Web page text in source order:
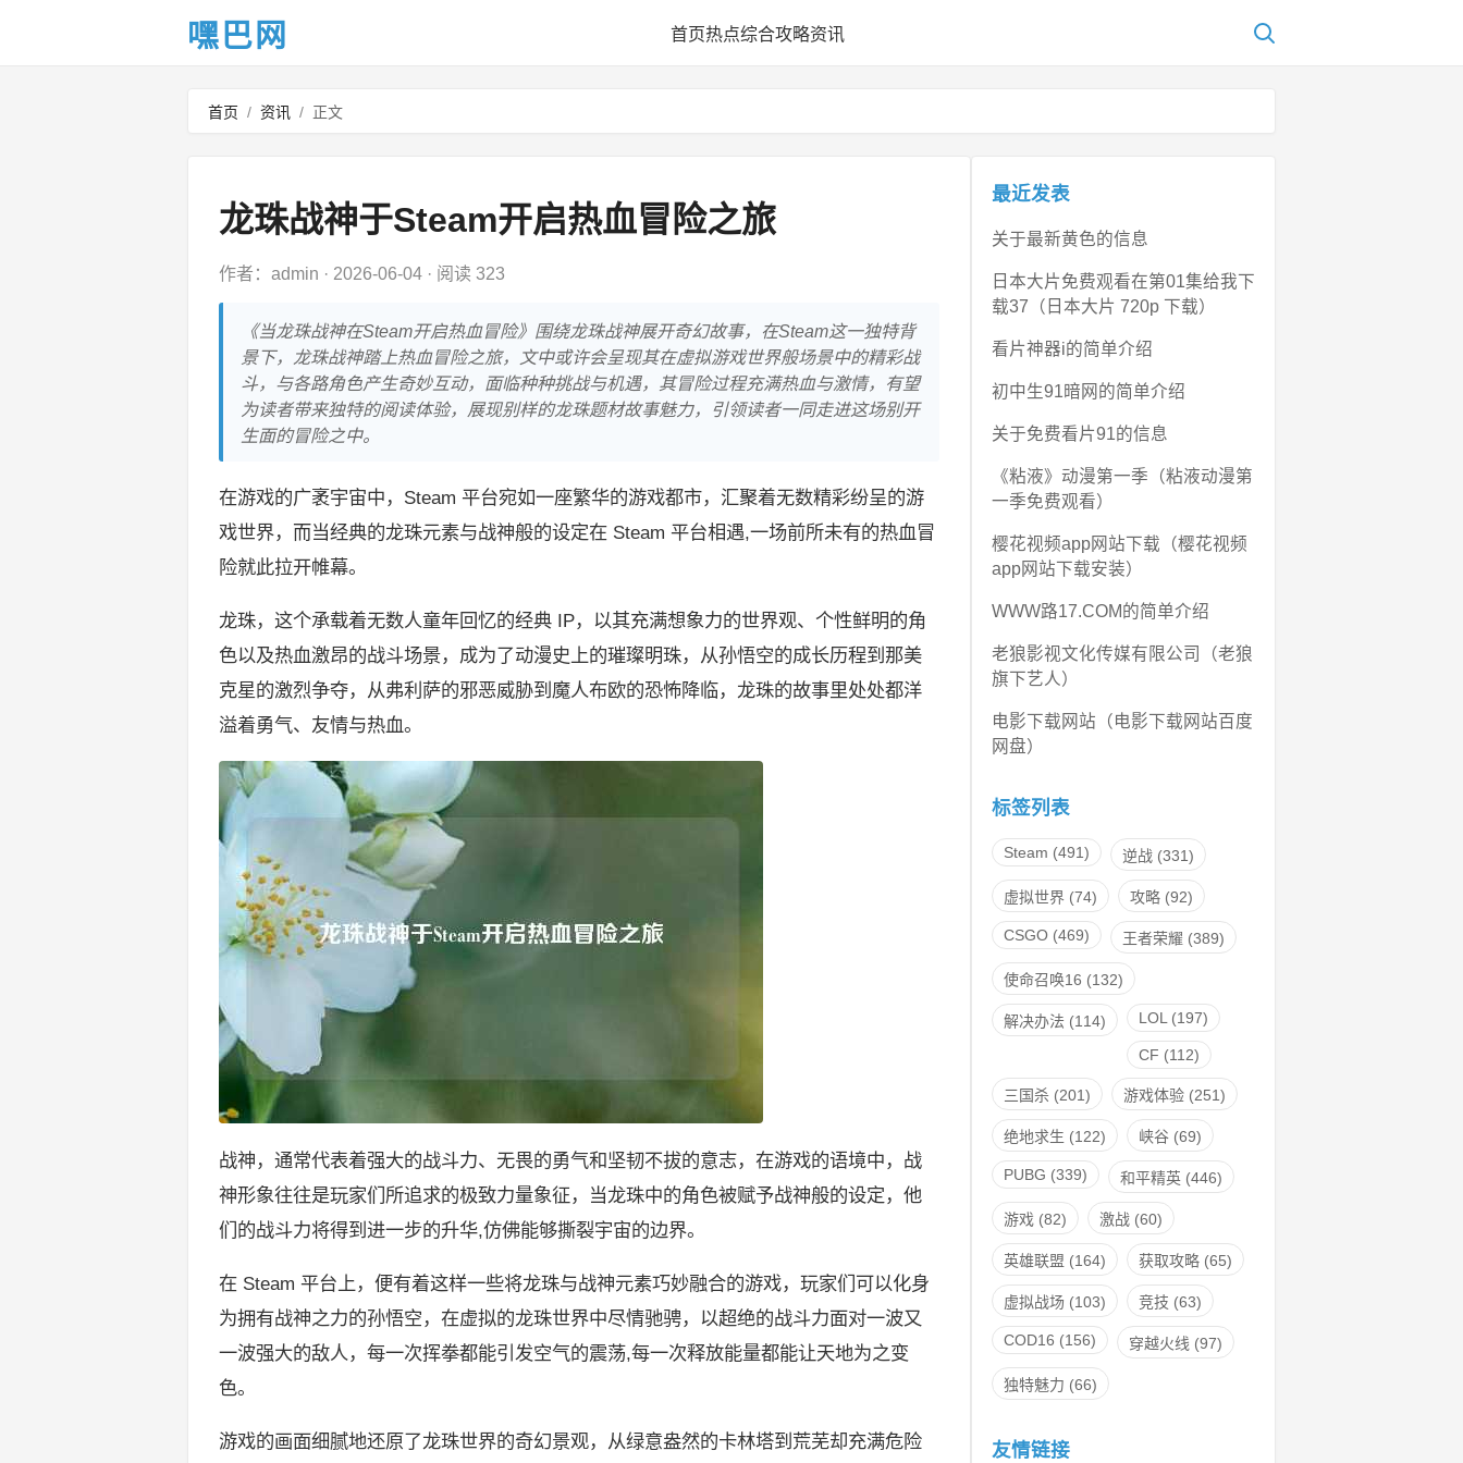
嘿巴网 首页热点综合攻略资讯
首页 / 资讯 / 正文
龙珠战神于Steam开启热血冒险之旅
作者：admin · 2026-06-04 · 阅读 323
《当龙珠战神在Steam开启热血冒险》围绕龙珠战神展开奇幻故事，在Steam这一独特背
景下，龙珠战神踏上热血冒险之旅，文中或许会呈现其在虚拟游戏世界般场景中的精彩战
斗，与各路角色产生奇妙互动，面临种种挑战与机遇，其冒险过程充满热血与激情，有望
为读者带来独特的阅读体验，展现别样的龙珠题材故事魅力，引领读者一同走进这场别开
生面的冒险之中。
在游戏的广袤宇宙中，Steam 平台宛如一座繁华的游戏都市，汇聚着无数精彩纷呈的游
戏世界，而当经典的龙珠元素与战神般的设定在 Steam 平台相遇,一场前所未有的热血冒
险就此拉开帷幕。
龙珠，这个承载着无数人童年回忆的经典 IP，以其充满想象力的世界观、个性鲜明的角
色以及热血激昂的战斗场景，成为了动漫史上的璀璨明珠，从孙悟空的成长历程到那美
克星的激烈争夺，从弗利萨的邪恶威胁到魔人布欧的恐怖降临，龙珠的故事里处处都洋
溢着勇气、友情与热血。
战神，通常代表着强大的战斗力、无畏的勇气和坚韧不拔的意志，在游戏的语境中，战
神形象往往是玩家们所追求的极致力量象征，当龙珠中的角色被赋予战神般的设定，他
们的战斗力将得到进一步的升华,仿佛能够撕裂宇宙的边界。
在 Steam 平台上，便有着这样一些将龙珠与战神元素巧妙融合的游戏，玩家们可以化身
为拥有战神之力的孙悟空，在虚拟的龙珠世界中尽情驰骋，以超绝的战斗力面对一波又
一波强大的敌人，每一次挥拳都能引发空气的震荡,每一次释放能量都能让天地为之变
色。
游戏的画面细腻地还原了龙珠世界的奇幻景观，从绿意盎然的卡林塔到荒芜却充满危险
最近发表
关于最新黄色的信息
日本大片免费观看在第01集给我下
载37（日本大片 720p 下载）
看片神器i的简单介绍
初中生91暗网的简单介绍
关于免费看片91的信息
《粘液》动漫第一季（粘液动漫第
一季免费观看）
樱花视频app网站下载（樱花视频
app网站下载安装）
WWW路17.COM的简单介绍
老狼影视文化传媒有限公司（老狼
旗下艺人）
电影下载网站（电影下载网站百度
网盘）
标签列表
Steam (491) 逆战 (331)
虚拟世界 (74) 攻略 (92)
CSGO (469) 王者荣耀 (389)
使命召唤16 (132)
解决办法 (114) LOL (197)
CF (112)
三国杀 (201) 游戏体验 (251)
绝地求生 (122) 峡谷 (69)
PUBG (339) 和平精英 (446)
游戏 (82) 激战 (60)
英雄联盟 (164) 获取攻略 (65)
虚拟战场 (103) 竞技 (63)
COD16 (156) 穿越火线 (97)
独特魅力 (66)
友情链接